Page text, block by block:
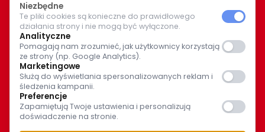
WIĘCEJ O NAS
Bądź z nami na bieżąco. Wspólnymi siłami pomagajmy
potrzebującym.
Niezbędne
Te pliki cookies są konieczne do prawidłowego
działania strony i nie mogą być wyłączone.
Analityczne
Pomagają nam zrozumieć, jak użytkownicy korzystają
ze strony (np. Google Analytics).
Marketingowe
Służą do wyświetlania spersonalizowanych reklam i
śledzenia kampanii.
Preferencje
Zapamiętują Twoje ustawienia i personalizują
doświadczenie na stronie.